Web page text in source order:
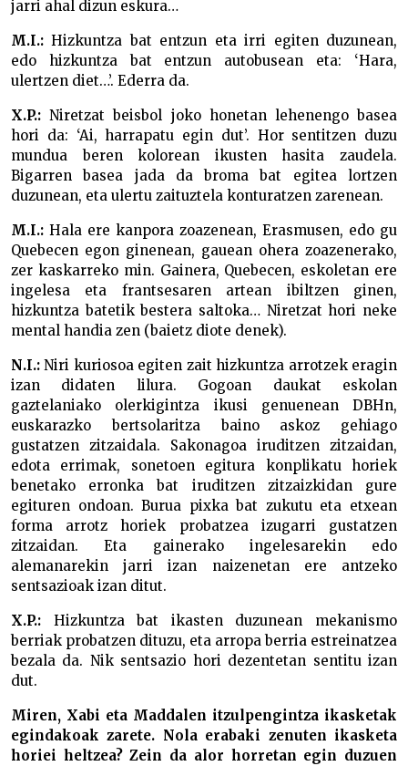
jarri ahal dizun eskura…
M.I.: Hizkuntza bat entzun eta irri egiten duzunean,
edo hizkuntza bat entzun autobusean eta: ‘Hara,
ulertzen diet…’. Ederra da.
X.P.: Niretzat beisbol joko honetan lehenengo basea
hori da: ‘Ai, harrapatu egin dut’. Hor sentitzen duzu
mundua beren kolorean ikusten hasita zaudela.
Bigarren basea jada da broma bat egitea lortzen
duzunean, eta ulertu zaituztela konturatzen zarenean.
M.I.: Hala ere kanpora zoazenean, Erasmusen, edo gu
Quebecen egon ginenean, gauean ohera zoazenerako,
zer kaskarreko min. Gainera, Quebecen, eskoletan ere
ingelesa eta frantsesaren artean ibiltzen ginen,
hizkuntza batetik bestera saltoka… Niretzat hori neke
mental handia zen (baietz diote denek).
N.I.: Niri kuriosoa egiten zait hizkuntza arrotzek eragin
izan didaten lilura. Gogoan daukat eskolan
gaztelaniako olerkigintza ikusi genuenean DBHn,
euskarazko bertsolaritza baino askoz gehiago
gustatzen zitzaidala. Sakonagoa iruditzen zitzaidan,
edota errimak, sonetoen egitura konplikatu horiek
benetako erronka bat iruditzen zitzaizkidan gure
egituren ondoan. Burua pixka bat zukutu eta etxean
forma arrotz horiek probatzea izugarri gustatzen
zitzaidan. Eta gainerako ingelesarekin edo
alemanarekin jarri izan naizenetan ere antzeko
sentsazioak izan ditut.
X.P.: Hizkuntza bat ikasten duzunean mekanismo
berriak probatzen dituzu, eta arropa berria estreinatzea
bezala da. Nik sentsazio hori dezentetan sentitu izan
dut.
Miren, Xabi eta Maddalen itzulpengintza ikasketak
egindakoak zarete. Nola erabaki zenuten ikasketa
horiei heltzea? Zein da alor horretan egin duzuen